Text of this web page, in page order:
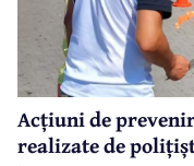
Acțiuni de
realizate de